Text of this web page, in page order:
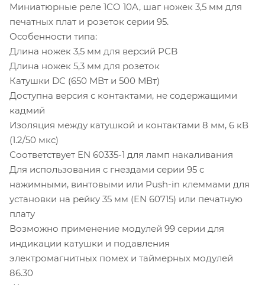
Миниатюрные реле 1CO 10A, шаг ножек 3,5 мм для
печатных плат и розеток серии 95.
Особенности типа:
Длина ножек 3,5 мм для версий PCB
Длина ножек 5,3 мм для розеток
Катушки DC (650 МВт и 500 МВт)
Доступна версия с контактами, не содержащими
кадмий
Изоляция между катушкой и контактами 8 мм, 6 кВ
(1.2/50 мкс)
Соответствует EN 60335-1 для ламп накаливания
Для использования с гнездами серии 95 с
нажимными, винтовыми или Push-in клеммами для
установки на рейку 35 мм (EN 60715) или печатную
плату
Возможно применение модулей 99 серии для
индикации катушки и подавления
электромагнитных помех и таймерных модулей
86.30